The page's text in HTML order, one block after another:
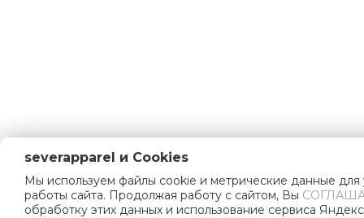
severapparel и Cookies
Мы используем файлы cookie и метрические данные
работы сайта. Продолжая работу с сайтом, Вы
обработку этих данных и использование сервиса